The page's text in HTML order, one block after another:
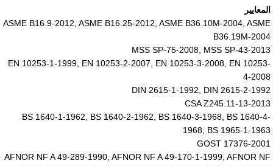
المعايير
ASME B16.9-2012, ASME B16.25-2012, ASME B36.10M-2004, ASME
B36.19M-2004
MSS SP-75-2008, MSS SP-43-2013
EN 10253-1-1999, EN 10253-2-2007, EN 10253-3-2008, EN 10253-
4-2008
DIN 2615-1-1992, DIN 2615-2-1992
CSA Z245.11-13-2013
BS 1640-1-1962, BS 1640-2-1962, BS 1640-3-1968, BS 1640-4-
1968, BS 1965-1-1963
GOST 17376-2001
AFNOR NF A 49-289-1990, AFNOR NF A 49-170-1-1999, AFNOR NF